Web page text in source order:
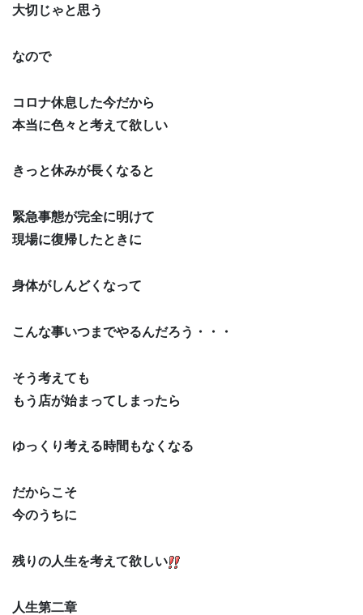
大切じゃと思う
なので
コロナ休息した今だから
本当に色々と考えて欲しい
きっと休みが長くなると
緊急事態が完全に明けて
現場に復帰したときに
身体がしんどくなって
こんな事いつまでやるんだろう・・・
そう考えても
もう店が始まってしまったら
ゆっくり考える時間もなくなる
だからこそ
今のうちに
残りの人生を考えて欲しい
人生第二章